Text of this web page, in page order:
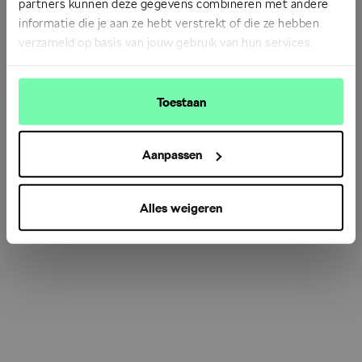
partners kunnen deze gegevens combineren met andere
informatie die je aan ze hebt verstrekt of die ze hebben
verzameld op basis van jouw gebruik van hun services.
Toestaan
Aanpassen
Alles weigeren